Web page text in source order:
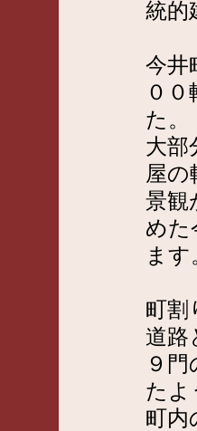
統的
今井
０
た。
大部
屋の
景観
めた
ます
町割
道路
９
たよ
町内